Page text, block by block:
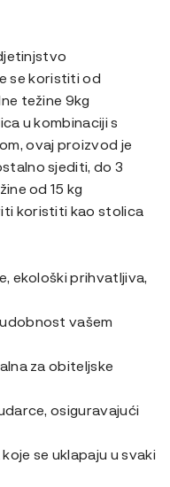
se koristiti od
težine 9kg
u kombinaciji s
ovaj proizvod je
sjediti, do 3
od 15 kg
koristiti kao stolica
ekološki prihvatljiva,
vašem
za obiteljske
osiguravajući
se uklapaju u svaki